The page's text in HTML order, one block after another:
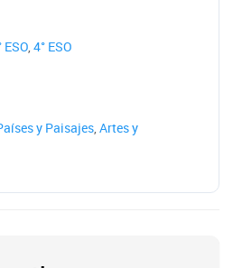
ESO,4° ESO
y Paisajes,Artes y